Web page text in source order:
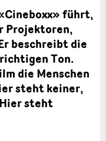
führt,
Projektoren,
beschreibt die
Ton.
die Menschen
steht keiner,
steht